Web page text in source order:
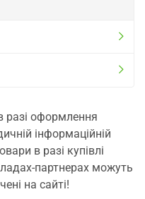
разі оформлення
інформаційній
в разі купівлі
партнерах можуть
на сайті!